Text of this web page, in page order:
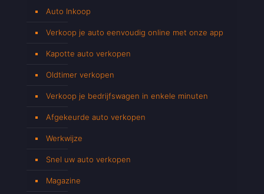
Auto Inkoop
Verkoop je auto eenvoudig online met onze app
Kapotte auto verkopen
Oldtimer verkopen
Verkoop je bedrijfswagen in enkele minuten
Afgekeurde auto verkopen
Werkwijze
Snel uw auto verkopen
Magazine